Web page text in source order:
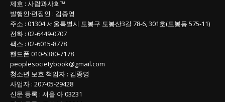
록
제호 : 사람과사회™
발행인·편집인 : 김종영
주소 : 01304서울특별시 도봉구 도봉산3길 78-6, 301호(도봉동 575-11)
전화 : 02-6449-0707
팩스 : 02-6015-8778
핸드폰 010-5380-7178
peoplesocietybook@gmail.com
청소년 보호 책임자 : 김종영
사업자 : 207-05-29428
신문 등록 : 서울 아 03231